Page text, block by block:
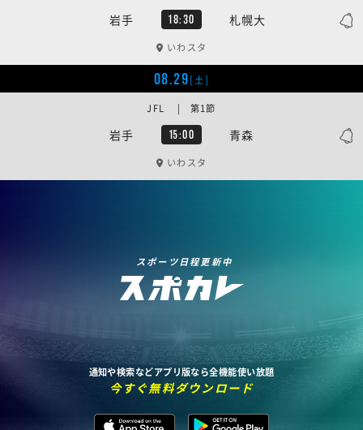
岩手 18:30 札幌大
いわスタ
08.29[土]
岩手 15:00 青森
JFL | 第1節
いわスタ
スポーツ日程更新中
通知や検索などアプリ版なら全機能使い放題
今すぐ無料ダウンロード